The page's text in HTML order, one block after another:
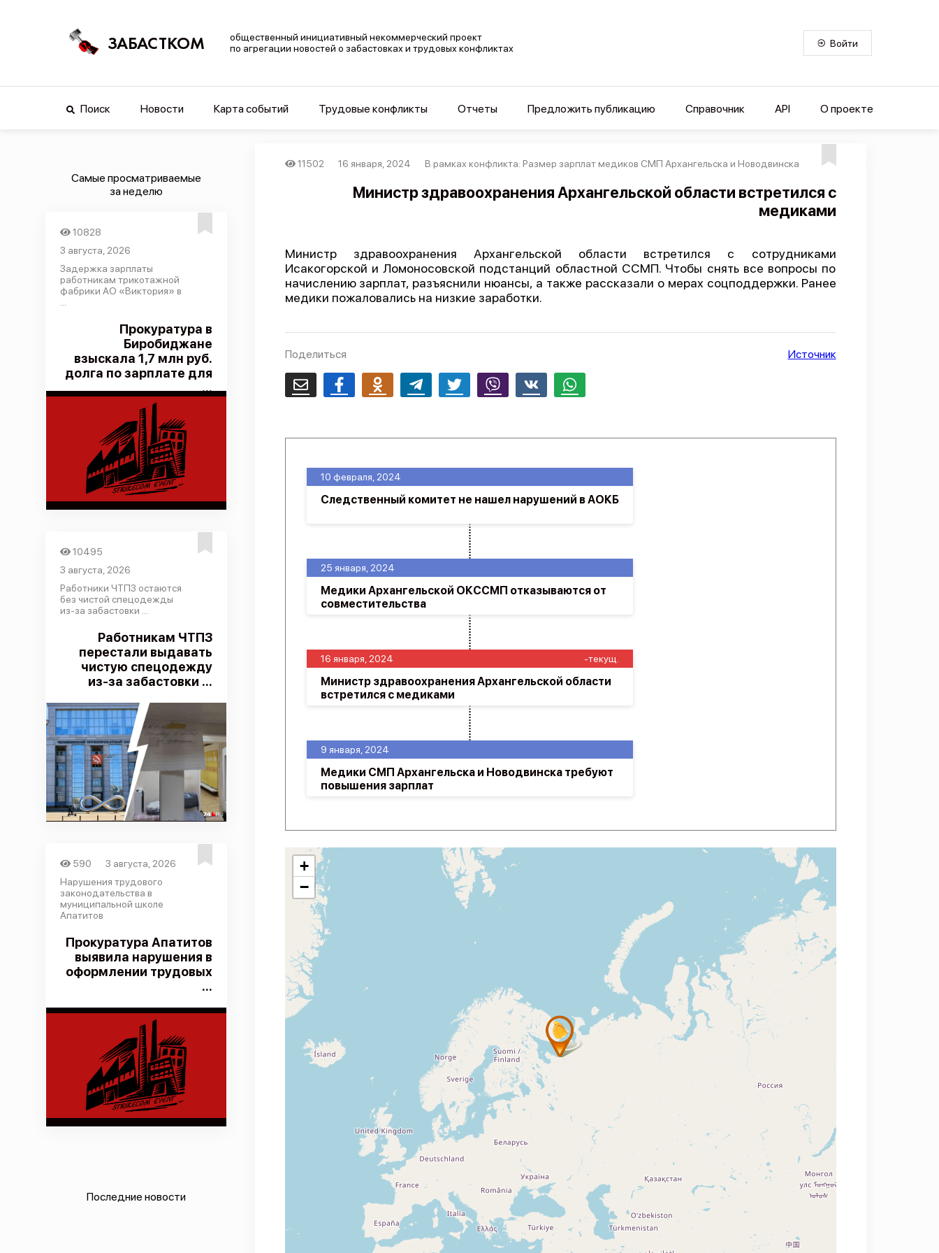
ЗАБАСТКОМ
общественный инициативный некоммерческий проект
по агрегации новостей о забастовках и трудовых конфликтах
Войти
Поиск Новости Карта событий Трудовые конфликты Отчеты Предложить публикацию Справочник API О проекте
Самые просматриваемые
за неделю
10828
3 августа, 2026
Задержка зарплаты
работникам трикотажной
фабрики АО «Виктория» в
Прокуратура в
Биробиджане
взыскала 1,7 млн руб.
долга по зарплате для
...
10495
3 августа, 2026
Работники ЧТПЗ остаются
без чистой спецодежды
из-за забастовки ...
Работникам ЧТПЗ
перестали выдавать
чистую спецодежду
из-за забастовки ...
590
3 августа, 2026
Нарушения трудового
законодательства в
муниципальной школе
Апатитов
Прокуратура Апатитов
выявила нарушения в
оформлении трудовых
...
Последние новости
11502 16 января, 2024 В рамках конфликта: Размер зарплат медиков СМП Архангельска и Новодвинска
Министр здравоохранения Архангельской области встретился с
медиками
Министр здравоохранения Архангельской области встретился с сотрудниками
Исакогорской и Ломоносовской подстанций областной ССМП. Чтобы снять все вопросы по
начислению зарплат, разъяснили нюансы, а также рассказали о мерах соцподдержки. Ранее
медики пожаловались на низкие заработки.
Поделиться
Email FacebookOdnoklassnikiTelegram Twitter Viber Whatsapp
Источник
9 января, 2024
Медики СМП Архангельска и Новодвинска требуют
повышения зарплат
16 января, 2024 -текущ.
Министр здравоохранения Архангельской области
встретился с медиками
25 января, 2024
Медики Архангельской ОКССМП отказываются от
совместительства
10 февраля, 2024
Следственный комитет не нашел нарушений в АОКБ
+
−